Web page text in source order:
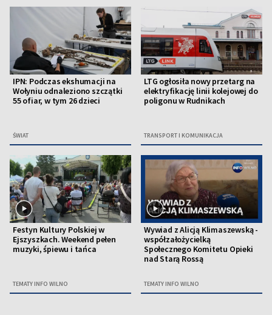
IPN: Podczas ekshumacji na
Wołyniu odnaleziono szczątki
55 ofiar, w tym 26 dzieci
ŚWIAT
LTG ogłosiła nowy przetarg na
elektryfikację linii kolejowej do
poligonu w Rudnikach
TRANSPORT I KOMUNIKACJA
Festyn Kultury Polskiej w
Ejszyszkach. Weekend pełen
muzyki, śpiewu i tańca
TEMATY INFO WILNO
Wywiad z Alicją Klimaszewską -
współzałożycielką
Społecznego Komitetu Opieki
nad Starą Rossą
TEMATY INFO WILNO